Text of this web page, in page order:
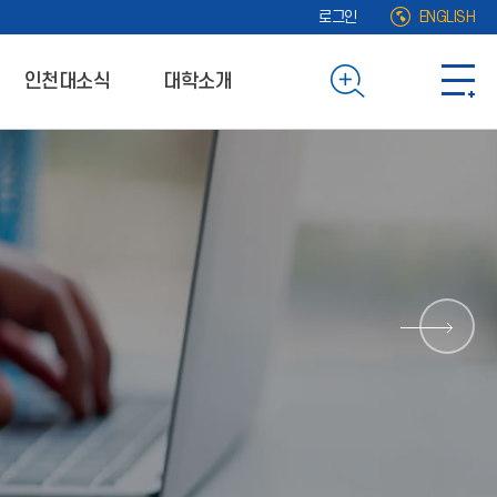
로그인 ENGLISH
인천대소식 대학소개